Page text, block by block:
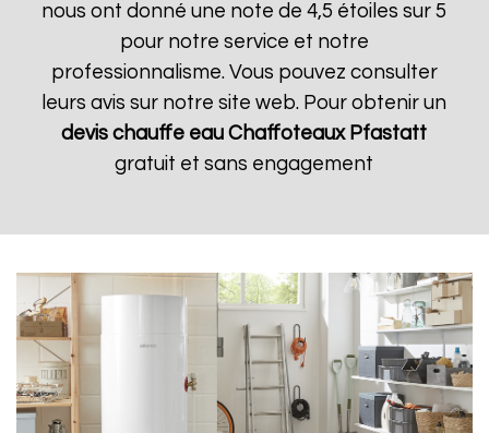
nous ont donné une note de 4,5 étoiles sur 5
pour notre service et notre
professionnalisme. Vous pouvez consulter
leurs avis sur notre site web. Pour obtenir un
devis chauffe eau Chaffoteaux Pfastatt
gratuit et sans engagement